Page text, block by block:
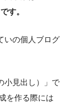
す。
いの個人ブログ
小見出し）」で
を作る際には